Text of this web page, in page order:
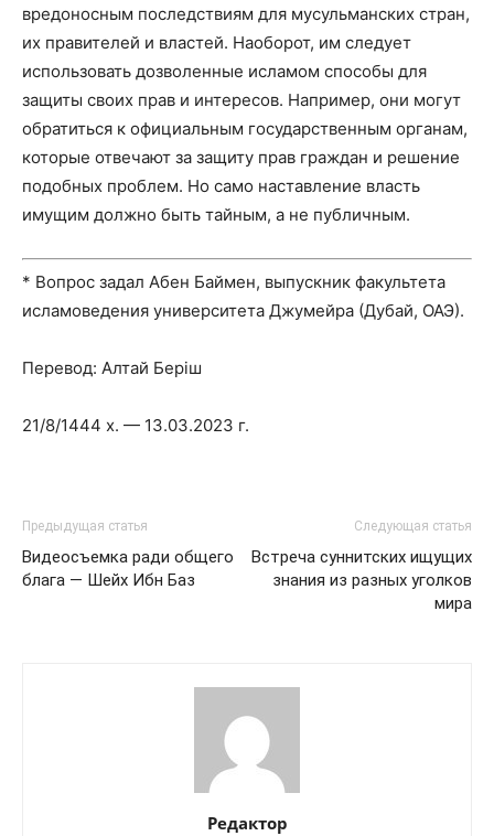
вредоносным последствиям для мусульманских стран,
их правителей и властей. Наоборот, им следует
использовать дозволенные исламом способы для
защиты своих прав и интересов. Например, они могут
обратиться к официальным государственным органам,
которые отвечают за защиту прав граждан и решение
подобных проблем. Но само наставление власть
имущим должно быть тайным, а не публичным.
* Вопрос задал Абен Баймен, выпускник факультета
исламоведения университета Джумейра (Дубай, ОАЭ).
Перевод: Алтай Беріш
21/8/1444 х. — 13.03.2023 г.
Предыдущая статья
Видеосъемка ради общего
блага — Шейх Ибн Баз
Следующая статья
Встреча суннитских ищущих
знания из разных уголков
мира
Редактор